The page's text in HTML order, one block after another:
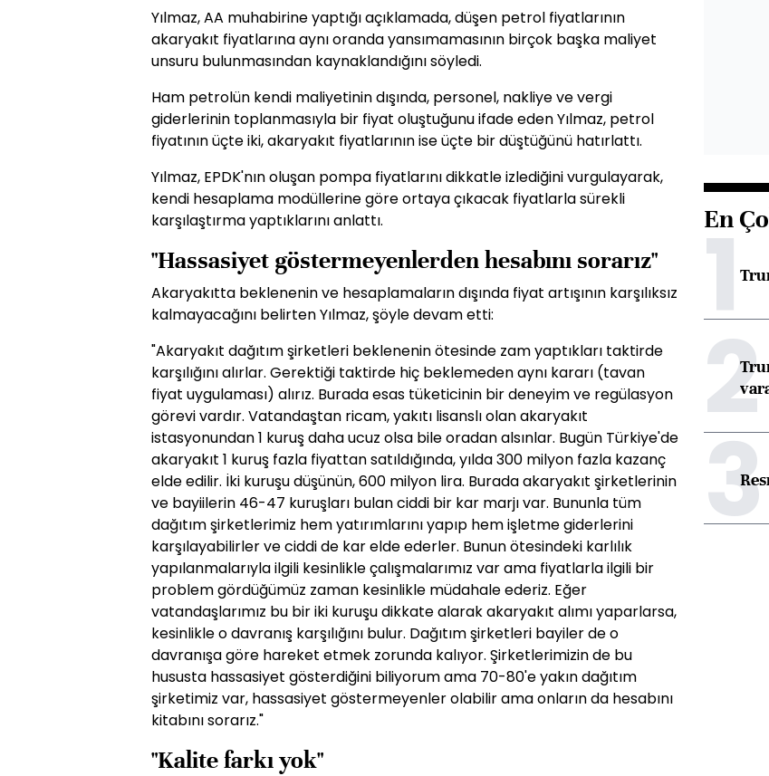
Yılmaz, AA muhabirine yaptığı açıklamada, düşen petrol fiyatlarının
akaryakıt fiyatlarına aynı oranda yansımamasının birçok başka maliyet
unsuru bulunmasından kaynaklandığını söyledi.
Ham petrolün kendi maliyetinin dışında, personel, nakliye ve vergi
giderlerinin toplanmasıyla bir fiyat oluştuğunu ifade eden Yılmaz, petrol
fiyatının üçte iki, akaryakıt fiyatlarının ise üçte bir düştüğünü hatırlattı.
Yılmaz, EPDK'nın oluşan pompa fiyatlarını dikkatle izlediğini vurgulayarak,
kendi hesaplama modüllerine göre ortaya çıkacak fiyatlarla sürekli
karşılaştırma yaptıklarını anlattı.
"Hassasiyet göstermeyenlerden hesabını sorarız"
Akaryakıtta beklenenin ve hesaplamaların dışında fiyat artışının karşılıksız
kalmayacağını belirten Yılmaz, şöyle devam etti:
"Akaryakıt dağıtım şirketleri beklenenin ötesinde zam yaptıkları taktirde
karşılığını alırlar. Gerektiği taktirde hiç beklemeden aynı kararı (tavan
fiyat uygulaması) alırız. Burada esas tüketicinin bir deneyim ve regülasyon
görevi vardır. Vatandaştan ricam, yakıtı lisanslı olan akaryakıt
istasyonundan 1 kuruş daha ucuz olsa bile oradan alsınlar. Bugün Türkiye'de
akaryakıt 1 kuruş fazla fiyattan satıldığında, yılda 300 milyon fazla kazanç
elde edilir. İki kuruşu düşünün, 600 milyon lira. Burada akaryakıt şirketlerinin
ve bayiilerin 46-47 kuruşları bulan ciddi bir kar marjı var. Bununla tüm
dağıtım şirketlerimiz hem yatırımlarını yapıp hem işletme giderlerini
karşılayabilirler ve ciddi de kar elde ederler. Bunun ötesindeki karlılık
yapılanmalarıyla ilgili kesinlikle çalışmalarımız var ama fiyatlarla ilgili bir
problem gördüğümüz zaman kesinlikle müdahale ederiz. Eğer
vatandaşlarımız bu bir iki kuruşu dikkate alarak akaryakıt alımı yaparlarsa,
kesinlikle o davranış karşılığını bulur. Dağıtım şirketleri bayiler de o
davranışa göre hareket etmek zorunda kalıyor. Şirketlerimizin de bu
hususta hassasiyet gösterdiğini biliyorum ama 70-80'e yakın dağıtım
şirketimiz var, hassasiyet göstermeyenler olabilir ama onların da hesabını
kitabını sorarız."
"Kalite farkı yok"
En
1
2
3